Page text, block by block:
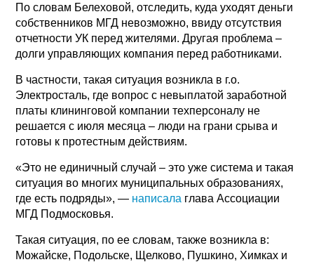
По словам Белеховой, отследить, куда уходят деньги
собственников МГД невозможно, ввиду отсутствия
отчетности УК перед жителями. Другая проблема –
долги управляющих компания перед работниками.
В частности, такая ситуация возникла в г.о.
Электросталь, где вопрос с невыплатой заработной
платы клининговой компании техперсоналу не
решается с июля месяца – люди на грани срыва и
готовы к протестным действиям.
«Это не единичный случай – это уже система и такая
ситуация во многих муниципальных образованиях,
где есть подряды», — написала глава Ассоциации
МГД Подмосковья.
Такая ситуация, по ее словам, также возникла в:
Можайске, Подольске, Щелково, Пушкино, Химках и